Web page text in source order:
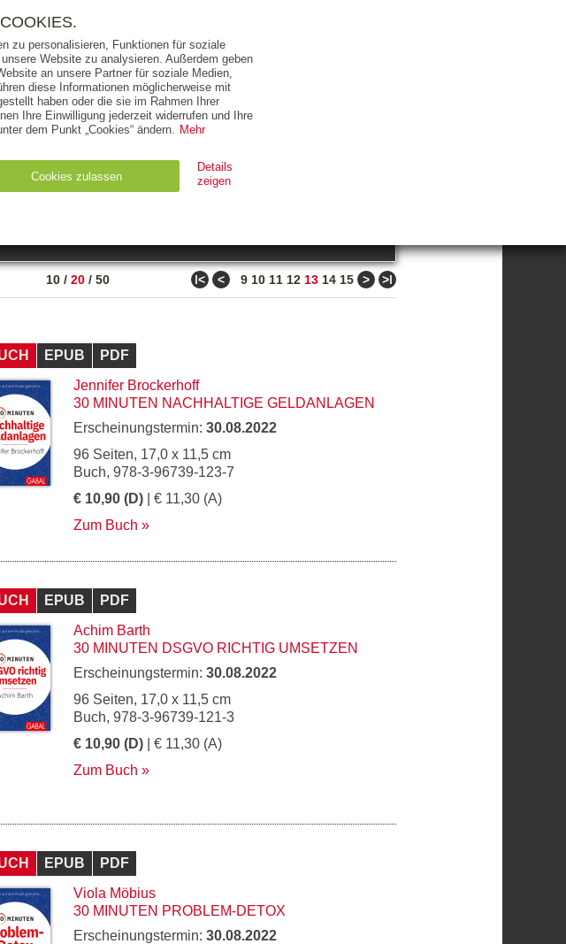
DER REIHE ZUM THEMA
10 / 20 / 50 ǀ< < 9 10 11 12 13 14 15 > >ǀ
EPUB
PDF
Jennifer Brockerhoff
30 MINUTEN NACHHALTIGE GELDANLAGEN
Erscheinungstermin: 30.08.2022
96 Seiten, 17,0 x 11,5 cm
Buch, 978-3-96739-123-7
€ 10,90 (D) | € 11,30 (A)
Zum Buch
EPUB
PDF
Achim Barth
30 MINUTEN DSGVO RICHTIG UMSETZEN
Erscheinungstermin: 30.08.2022
96 Seiten, 17,0 x 11,5 cm
Buch, 978-3-96739-121-3
€ 10,90 (D) | € 11,30 (A)
Zum Buch
EPUB
PDF
Viola Möbius
30 MINUTEN PROBLEM-DETOX
Erscheinungstermin: 30.08.2022
VERLAG
FÜR UNTERNEHMEN
zu personalisieren, Funktionen für soziale
Website zu analysieren. Außerdem geben
an unsere Partner für soziale Medien,
diese Informationen möglicherweise mit
haben oder die sie im Rahmen Ihrer
Ihre Einwilligung jederzeit widerrufen und Ihre
dem Punkt „Cookies“ ändern. Mehr
Cookies zulassen
Details
zeigen
Ablauf
Typ
Session verwendet Session HTTP